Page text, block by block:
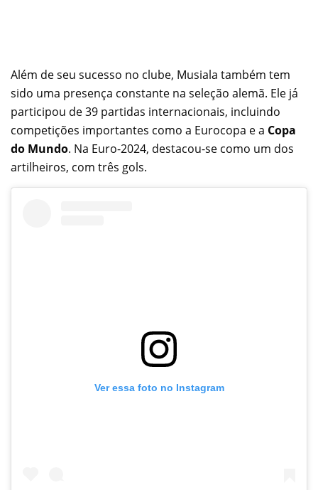
Além de seu sucesso no clube, Musiala também tem
sido uma presença constante na seleção alemã. Ele já
participou de 39 partidas internacionais, incluindo
competições importantes como a Eurocopa e a Copa
do Mundo. Na Euro-2024, destacou-se como um dos
artilheiros, com três gols.
Ver essa foto no Instagram